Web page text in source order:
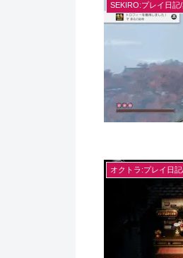
SEKIRO:プレイ日記
オクトラ:プレイ日